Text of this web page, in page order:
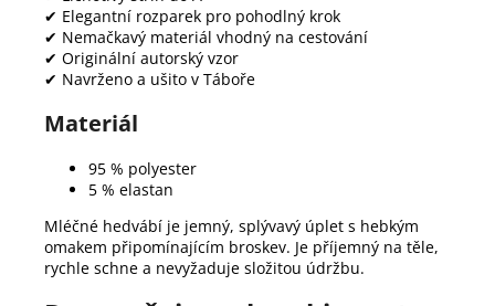
✔ Elegantní rozparek pro pohodlný krok
✔ Nemačkavý materiál vhodný na cestování
✔ Originální autorský vzor
✔ Navrženo a ušito v Táboře
Materiál
95 % polyester
5 % elastan
Mléčné hedvábí je jemný, splývavý úplet s hebkým
omakem připomínajícím broskev. Je příjemný na těle,
rychle schne a nevyžaduje složitou údržbu.